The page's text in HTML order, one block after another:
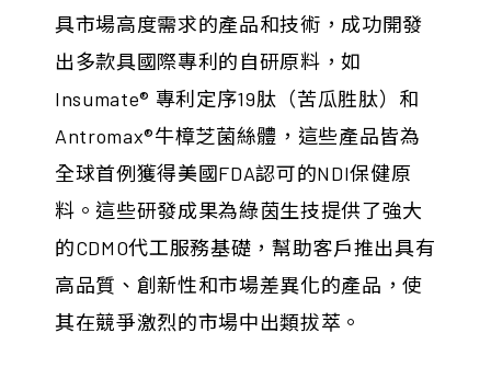
具市場高度需求的產品和技術，成功開發
出多款具國際專利的自研原料，如
Insumate® 專利定序19肽（苦瓜胜肽）和
Antromax®牛樟芝菌絲體，這些產品皆為
全球首例獲得美國FDA認可的NDI保健原
料。這些研發成果為綠茵生技提供了強大
的CDMO代工服務基礎，幫助客戶推出具有
高品質、創新性和市場差異化的產品，使
其在競爭激烈的市場中出類拔萃。